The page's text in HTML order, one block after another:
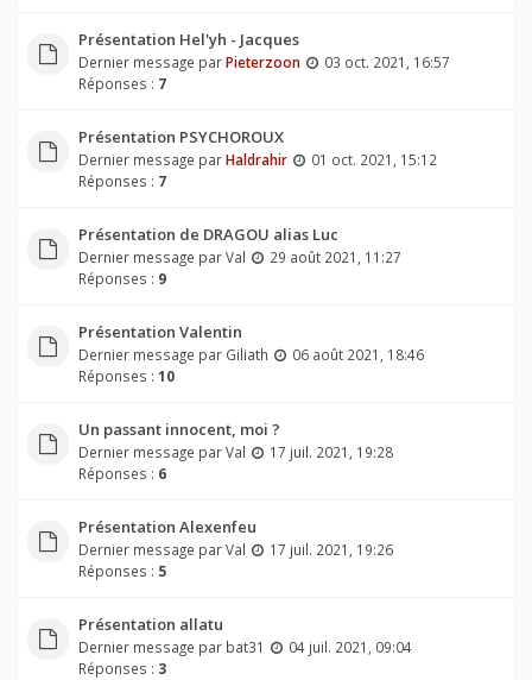
Présentation Hel'yh - Jacques
Dernier message parPieterzoon
03 oct. 2021, 16:57
Réponses : 7
Présentation PSYCHOROUX
Dernier message parHaldrahir
01 oct. 2021, 15:12
Réponses : 7
Présentation de DRAGOU alias Luc
Dernier message parVal
29 août 2021, 11:27
Réponses : 9
Présentation Valentin
Dernier message par Giliath
06 août 2021, 18:46
Réponses : 10
Un passant innocent, moi ?
Dernier message parVal
17 juil. 2021, 19:28
Réponses : 6
Présentation Alexenfeu
Dernier message parVal
17 juil. 2021, 19:26
Réponses : 5
Présentation allatu
Dernier message par bat31
04 juil. 2021, 09:04
Réponses : 3